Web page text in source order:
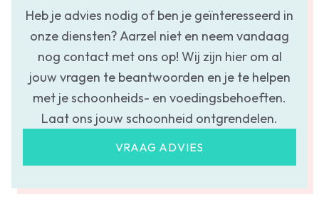
Heb je advies nodig of ben je geïnteresseerd in
onze diensten? Aarzel niet en neem vandaag
nog contact met ons op! Wij zijn hier om al
jouw vragen te beantwoorden en je te helpen
met je schoonheids- en voedingsbehoeften.
Laat ons jouw schoonheid ontgrendelen.
VRAAG ADVIES